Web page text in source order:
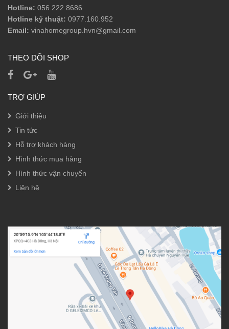
Sen Tắm Đầu
Sen Tay
Vòi Lavabo
Hotline: 056.222.8686
Hotline kỹ thuật: 0977.160.952
Email: vinahomegroup.hvn@gmail.com
THEO DÕI SHOP
TRỢ GIÚP
Giới thiệu
Tin tức
Hỗ trợ khách hàng
Hình thức mua hàng
Hình thức vận chuyển
Liên hệ